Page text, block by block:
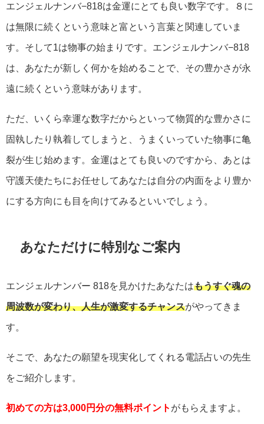
エンジェルナンバ−818は金運にとても良い数字です。８に
は無限に続くという意味と富という言葉と関連していま
す。そして1は物事の始まりです。エンジェルナンバ−818
は、あなたが新しく何かを始めることで、その豊かさが永
遠に続くという意味があります。
ただ、いくら幸運な数字だからといって物質的な豊かさに
固執したり執着してしまうと、うまくいっていた物事に亀
裂が生じ始めます。金運はとても良いのですから、あとは
守護天使たちにお任せしてあなたは自分の内面をより豊か
にする方向にも目を向けてみるといいでしょう。
あなただけに特別なご案内
エンジェルナンバー 818を見かけたあなたはもうすぐ魂の
周波数が変わり、人生が激変するチャンスがやってきま
す。
そこで、あなたの願望を現実化してくれる電話占いの先生
をご紹介します。
初めての方は3,000円分の無料ポイント がもらえますよ。